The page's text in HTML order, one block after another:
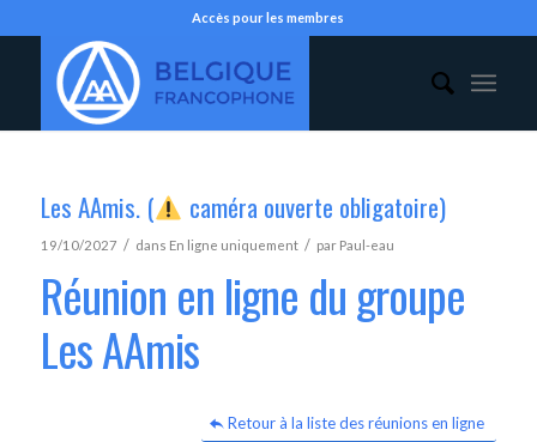
Accès pour les membres
Les AAmis. ( caméra ouverte obligatoire)
19/10/2027 / dans En ligne uniquement / par Paul-eau
Réunion en ligne du groupe
Les AAmis
Retour à la liste des réunions en ligne